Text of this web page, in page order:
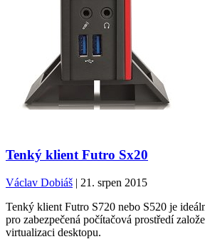
Tenký klient Futro Sx20
Václav Dobiáš| 21. srpen 2015
Tenký klient Futro S720 nebo S520 je
pro zabezpečená počítačová prostředí
virtualizaci desktopu.